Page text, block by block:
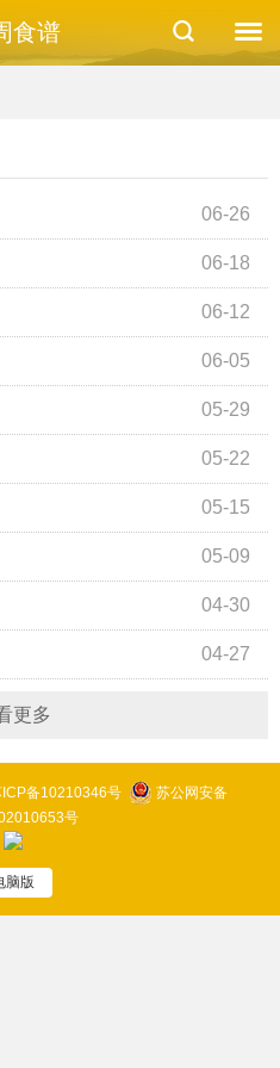
食谱
06-26
06-18
06-12
06-05
05-29
05-22
05-15
05-09
04-30
04-27
更多
ICP备10210346号
苏公网安备
号
脑版